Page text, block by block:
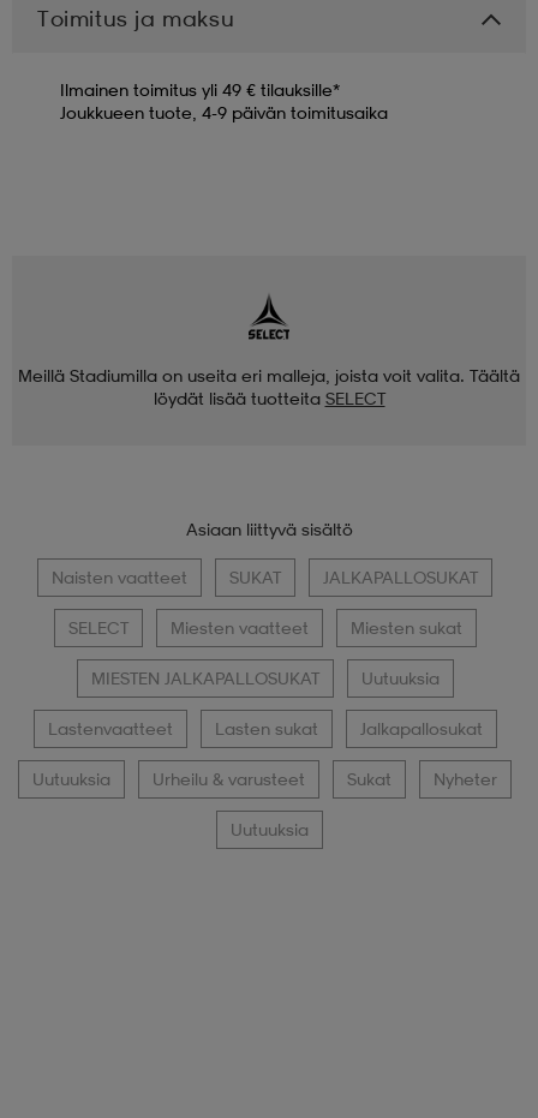
Toimitus ja maksu
Ilmainen toimitus yli 49 € tilauksille*
Joukkueen tuote, 4-9 päivän toimitusaika
Meillä Stadiumilla on useita eri malleja, joista voit valita. Täältä
löydät lisää tuotteita SELECT
Asiaan liittyvä sisältö
Naisten vaatteet SUKAT JALKAPALLOSUKAT
SELECT Miesten vaatteet Miesten sukat
MIESTEN JALKAPALLOSUKAT Uutuuksia
Lastenvaatteet Lasten sukat Jalkapallosukat
Uutuuksia Urheilu & varusteet Sukat Nyheter
Uutuuksia